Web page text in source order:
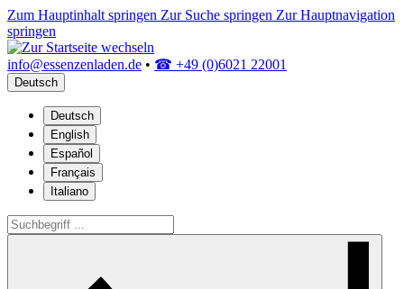
Zum Hauptinhalt springen Zur Suche springen Zur Hauptnavigation
springen
info@essenzenladen.de • ☎ +49 (0)6021 22001
Deutsch
Deutsch
English
Español
Français
Italiano